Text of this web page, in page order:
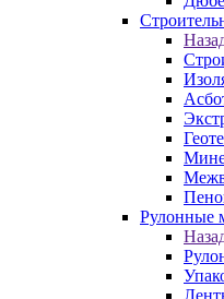
Рулонные